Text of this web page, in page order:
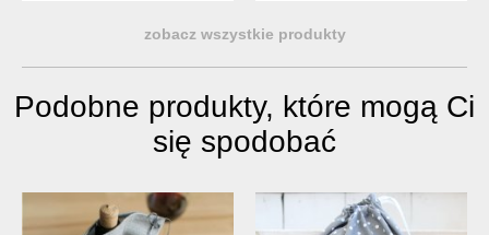
zobacz wszystkie produkty
Podobne produkty, które mogą Ci
się spodobać